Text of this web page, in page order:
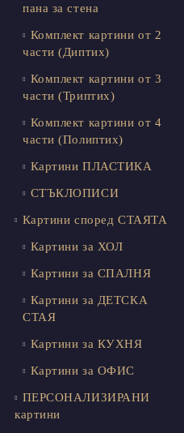
пана за стена
Комплект картини от 2
части (Диптих)
Комплект картини от 3
части (Триптих)
Комплект картини от 4
части (Полиптих)
Картини ПЛАСТИКА
СТЪКЛОПИСИ
Картини според СТАЯТА
Картини за ХОЛ
Картини за СПАЛНЯ
Картини за ДЕТСКА
СТАЯ
Картини за КУХНЯ
Картини за ОФИС
ПЕРСОНАЛИЗИРАНИ
картини